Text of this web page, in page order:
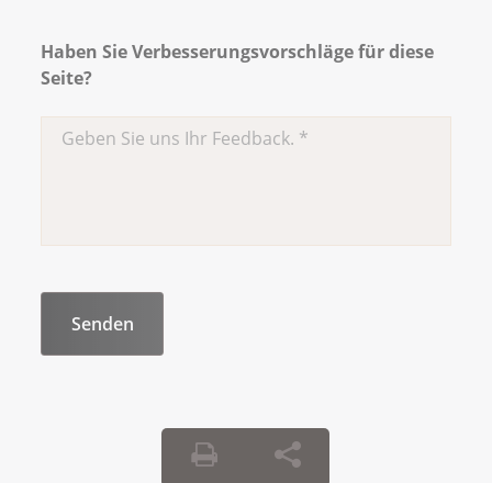
Haben Sie Verbesserungsvorschläge für diese
Seite?